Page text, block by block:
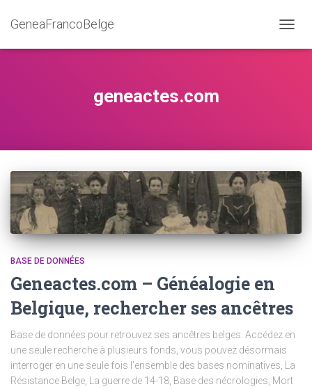
GeneaFrancoBelge
LA
geneactes.com
BASE DE DONNÉES
Geneactes.com – Généalogie en
Belgique, rechercher ses ancêtres
Base de données pour retrouvez ses ancêtres belges. Accédez en
une seule recherche à plusieurs fonds, vous pouvez désormais
interroger en une seule fois l’ensemble des bases nominatives, La
Résistance Belge, La guerre de 14-18, Base des nécrologies, Mort